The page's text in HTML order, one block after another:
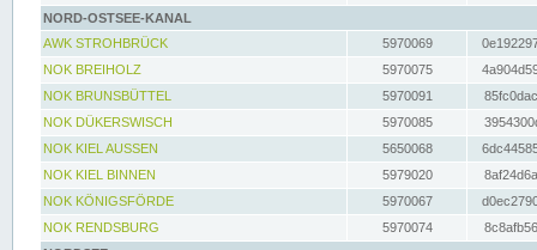
NORD-OSTSEE-KANAL
AWK STROHBRÜCK
5970069
NOK BREIHOLZ
5970075
NOK BRUNSBÜTTEL
5970091
NOK DÜKERSWISCH
5970085
NOK KIEL AUSSEN
5650068
NOK KIEL BINNEN
5979020
NOK KÖNIGSFÖRDE
5970067
NOK RENDSBURG
5970074